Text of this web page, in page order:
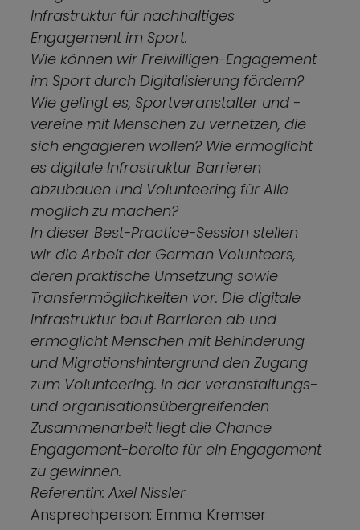
Infrastruktur für nachhaltiges
Engagement im Sport.
Wie können wir Freiwilligen-Engagement
im Sport durch Digitalisierung fördern?
Wie gelingt es, Sportveranstalter und -
vereine mit Menschen zu vernetzen, die
sich engagieren wollen? Wie ermöglicht
es digitale Infrastruktur Barrieren
abzubauen und Volunteering für Alle
möglich zu machen?
In dieser Best-Practice-Session stellen
wir die Arbeit der German Volunteers,
deren praktische Umsetzung sowie
Transfermöglichkeiten vor. Die digitale
Infrastruktur baut Barrieren ab und
ermöglicht Menschen mit Behinderung
und Migrationshintergrund den Zugang
zum Volunteering. In der veranstaltungs-
und organisationsübergreifenden
Zusammenarbeit liegt die Chance
Engagement-bereite für ein Engagement
zu gewinnen.
Referentin: Axel Nissler
Ansprechperson: Emma Kremser